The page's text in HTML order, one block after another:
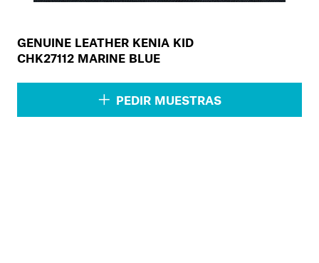
GENUINE LEATHER KENIA KID
CHK27112 MARINE BLUE
PEDIR MUESTRAS